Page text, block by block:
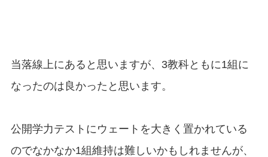
当落線上にあると思いますが、3教科ともに1組に
なったのは良かったと思います。
公開学力テストにウェートを大きく置かれている
のでなかなか1組維持は難しいかもしれませんが、